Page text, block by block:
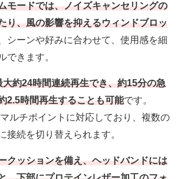
モードでは、ノイズキャンセリングの
り、風の影響を抑えるウィンドブロッ
シーンや好みに合わせて、使用感を細
できます。
大約24時間連続再生でき、約15分の急
2.5時間再生することも可能です。
ルチポイントに対応しており、複数の
接続を切り替えられます。
クッションを備え、ヘッドバンドには